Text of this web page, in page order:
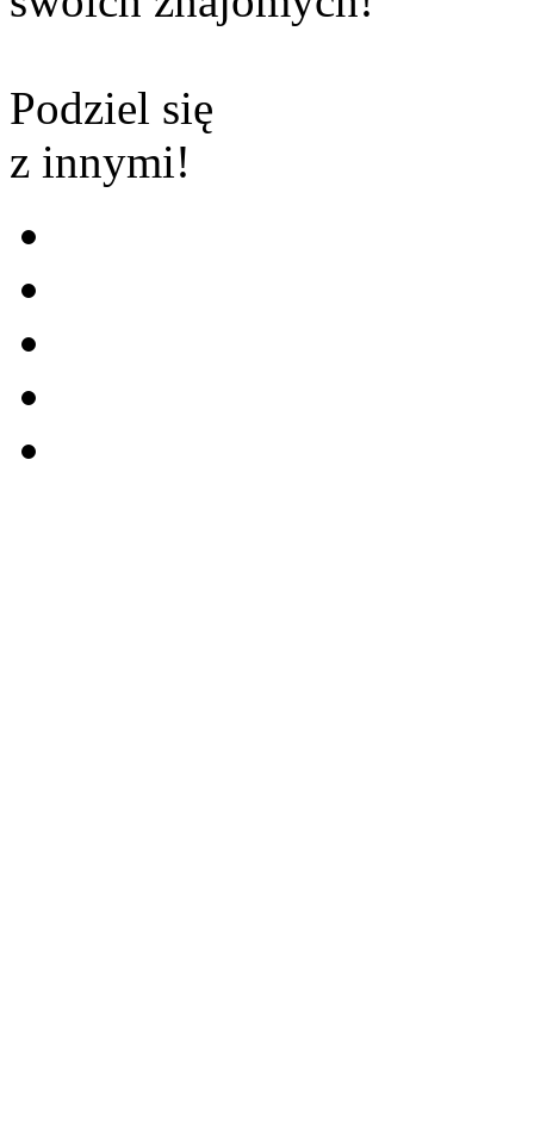
Podziel się
z innymi!